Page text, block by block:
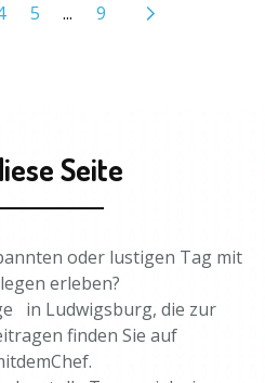
5 ... 9
Seite
oder lustigen Tag mit
erleben?
in Ludwigsburg, die zur
finden Sie auf